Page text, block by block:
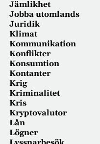
Jämlikhet
Jobba utomlands
Juridik
Klimat
Kommunikation
Konflikter
Konsumtion
Kontanter
Krig
Kriminalitet
Kris
Kryptovalutor
Lån
Lögner